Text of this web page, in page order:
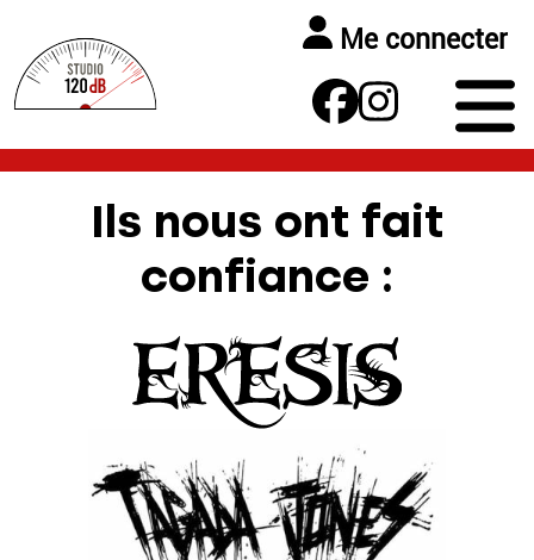
Me connecter
Ils nous ont fait
confiance :